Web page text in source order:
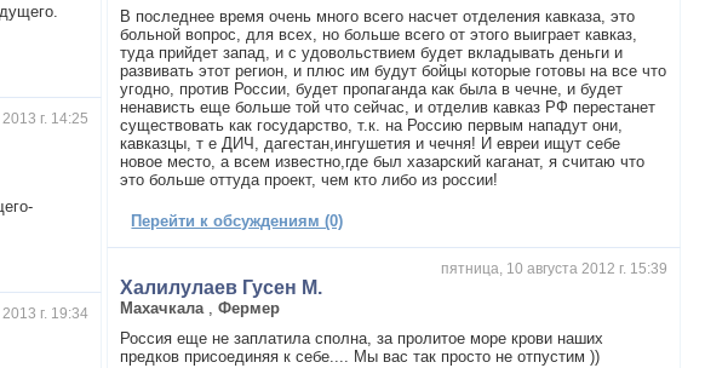
г. 14:25
г. 19:34
В последнее время очень много всего насчет отделения кавказа, это
больной вопрос, для всех, но больше всего от этого выиграет кавказ,
туда прийдет запад, и с удовольствием будет вкладывать деньги и
развивать этот регион, и плюс им будут бойцы которые готовы на все что
угодно, против России, будет пропаганда как была в чечне, и будет
ненависть еще больше той что сейчас, и отделив кавказ РФ перестанет
существовать как государство, т.к. на Россию первым нападут они,
кавказцы, т е ДИЧ, дагестан,ингушетия и чечня! И евреи ищут себе
новое место, а всем известно,где был хазарский каганат, я считаю что
это больше оттуда проект, чем кто либо из россии!
Перейти к обсуждениям (0)
пятница, 10 августа 2012 г. 15:39
Халилулаев Гусен М.
Махачкала ,Фермер
Россия еще не заплатила сполна, за пролитое море крови наших
предков присоединяя к себе.... Мы вас так просто не отпустим ))